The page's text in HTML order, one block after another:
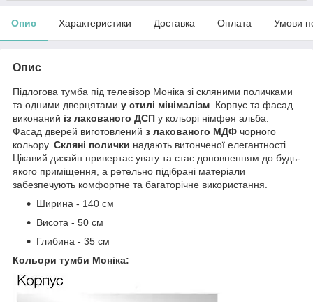
Опис Характеристики Доставка Оплата Умови
Опис
Підлогова тумба під телевізор Моніка зі скляними поличками
та одними дверцятами у стилі мінімалізм. Корпус та фасад
виконаний із лакованого ДСП у кольорі німфея альба.
Фасад дверей виготовлений з лакованого МДФ чорного
кольору. Скляні полички надають витонченої елегантності.
Цікавий дизайн привертає увагу та стає доповненням до будь-
якого приміщення, а ретельно підібрані матеріали
забезпечують комфортне та багаторічне використання.
Ширина - 140 см
Висота - 50 см
Глибина - 35 см
Кольори тумби Моніка: